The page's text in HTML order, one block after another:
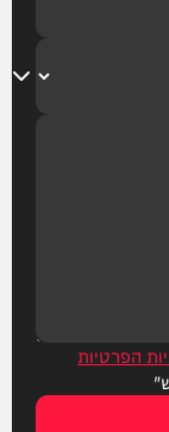
הפרטיות